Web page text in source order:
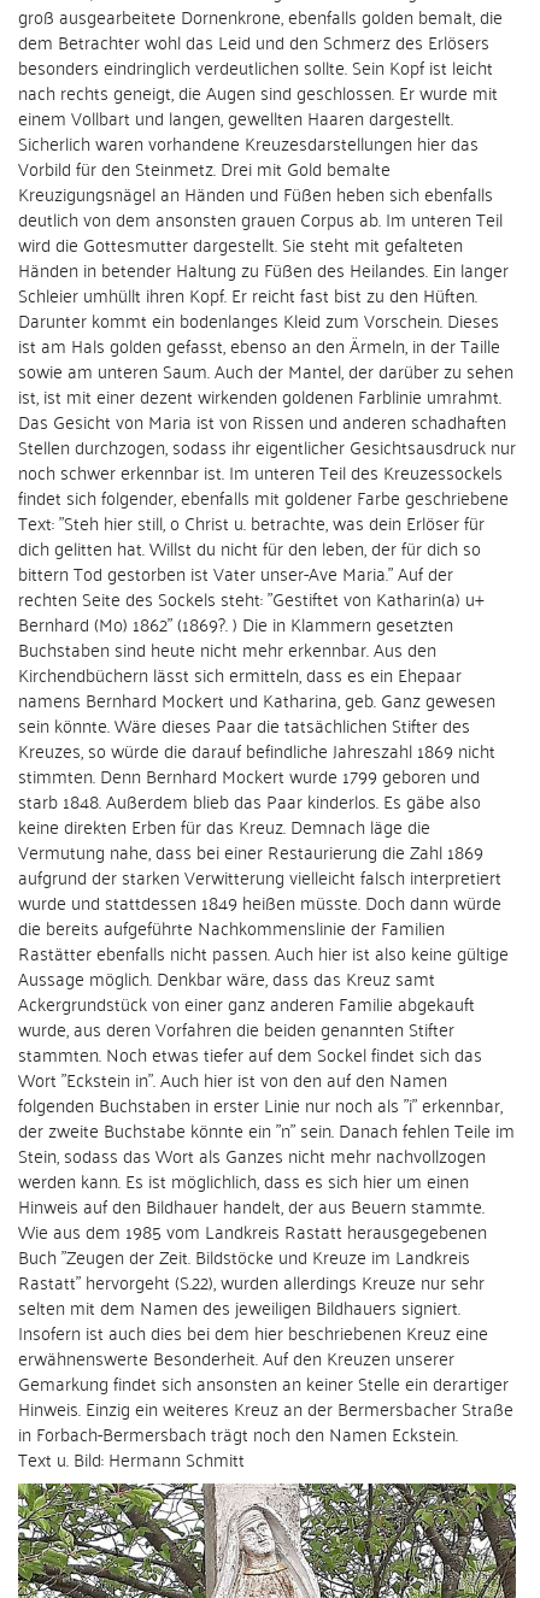
groß ausgearbeitete Dornenkrone, ebenfalls golden bemalt, die
dem Betrachter wohl das Leid und den Schmerz des Erlösers
besonders eindringlich verdeutlichen sollte. Sein Kopf ist leicht
nach rechts geneigt, die Augen sind geschlossen. Er wurde mit
einem Vollbart und langen, gewellten Haaren dargestellt.
Sicherlich waren vorhandene Kreuzesdarstellungen hier das
Vorbild für den Steinmetz. Drei mit Gold bemalte
Kreuzigungsnägel an Händen und Füßen heben sich ebenfalls
deutlich von dem ansonsten grauen Corpus ab. Im unteren Teil
wird die Gottesmutter dargestellt. Sie steht mit gefalteten
Händen in betender Haltung zu Füßen des Heilandes. Ein langer
Schleier umhüllt ihren Kopf. Er reicht fast bist zu den Hüften.
Darunter kommt ein bodenlanges Kleid zum Vorschein. Dieses
ist am Hals golden gefasst, ebenso an den Ärmeln, in der Taille
sowie am unteren Saum. Auch der Mantel, der darüber zu sehen
ist, ist mit einer dezent wirkenden goldenen Farblinie umrahmt.
Das Gesicht von Maria ist von Rissen und anderen schadhaften
Stellen durchzogen, sodass ihr eigentlicher Gesichtsausdruck nur
noch schwer erkennbar ist. Im unteren Teil des Kreuzessockels
findet sich folgender, ebenfalls mit goldener Farbe geschriebene
Text: "Steh hier still, o Christ u. betrachte, was dein Erlöser für
dich gelitten hat. Willst du nicht für den leben, der für dich so
bittern Tod gestorben ist Vater unser-Ave Maria." Auf der
rechten Seite des Sockels steht: "Gestiftet von Katharin(a) u+
Bernhard (Mo) 1862" (1869?. ) Die in Klammern gesetzten
Buchstaben sind heute nicht mehr erkennbar. Aus den
Kirchendbüchern lässt sich ermitteln, dass es ein Ehepaar
namens Bernhard Mockert und Katharina, geb. Ganz gewesen
sein könnte. Wäre dieses Paar die tatsächlichen Stifter des
Kreuzes, so würde die darauf befindliche Jahreszahl 1869 nicht
stimmten. Denn Bernhard Mockert wurde 1799 geboren und
starb 1848. Außerdem blieb das Paar kinderlos. Es gäbe also
keine direkten Erben für das Kreuz. Demnach läge die
Vermutung nahe, dass bei einer Restaurierung die Zahl 1869
aufgrund der starken Verwitterung vielleicht falsch interpretiert
wurde und stattdessen 1849 heißen müsste. Doch dann würde
die bereits aufgeführte Nachkommenslinie der Familien
Rastätter ebenfalls nicht passen. Auch hier ist also keine gültige
Aussage möglich. Denkbar wäre, dass das Kreuz samt
Ackergrundstück von einer ganz anderen Familie abgekauft
wurde, aus deren Vorfahren die beiden genannten Stifter
stammten. Noch etwas tiefer auf dem Sockel findet sich das
Wort "Eckstein in". Auch hier ist von den auf den Namen
folgenden Buchstaben in erster Linie nur noch als "i" erkennbar,
der zweite Buchstabe könnte ein "n" sein. Danach fehlen Teile im
Stein, sodass das Wort als Ganzes nicht mehr nachvollzogen
werden kann. Es ist möglichlich, dass es sich hier um einen
Hinweis auf den Bildhauer handelt, der aus Beuern stammte.
Wie aus dem 1985 vom Landkreis Rastatt herausgegebenen
Buch "Zeugen der Zeit. Bildstöcke und Kreuze im Landkreis
Rastatt" hervorgeht (S.22), wurden allerdings Kreuze nur sehr
selten mit dem Namen des jeweiligen Bildhauers signiert.
Insofern ist auch dies bei dem hier beschriebenen Kreuz eine
erwähnenswerte Besonderheit. Auf den Kreuzen unserer
Gemarkung findet sich ansonsten an keiner Stelle ein derartiger
Hinweis. Einzig ein weiteres Kreuz an der Bermersbacher Straße
in Forbach-Bermersbach trägt noch den Namen Eckstein.
Text u. Bild: Hermann Schmitt